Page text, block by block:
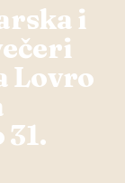
i
Lovro